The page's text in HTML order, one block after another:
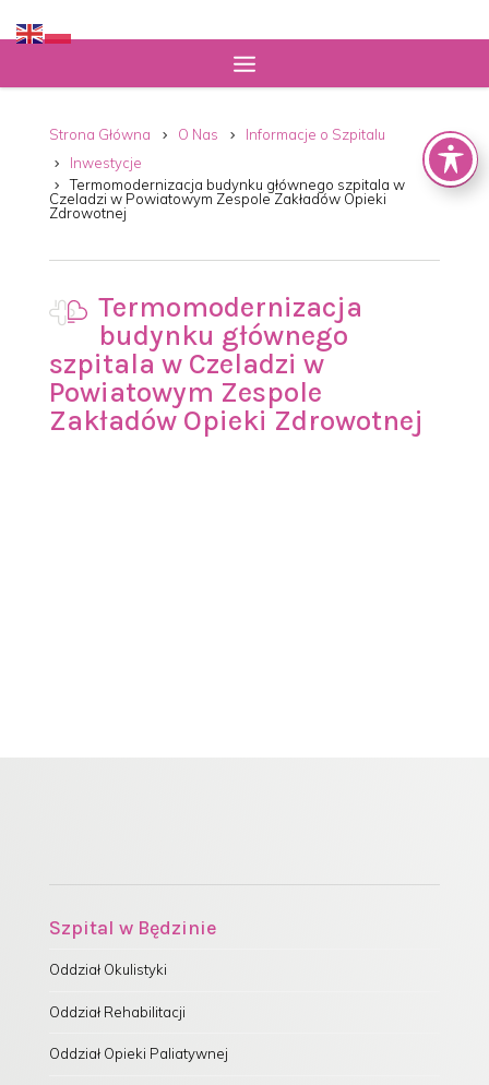
Strona Główna O Nas
Informacje o Szpitalu
Inwestycje
Termomodernizacja budynku głównego szpitala w
Czeladzi w Powiatowym Zespole Zakładów Opieki
Zdrowotnej
Termomodernizacja
budynku głównego
szpitala w Czeladzi w
Powiatowym Zespole
Zakładów Opieki Zdrowotnej
Szpital w Będzinie
Oddział Okulistyki
Oddział Rehabilitacji
Oddział Opieki Paliatywnej